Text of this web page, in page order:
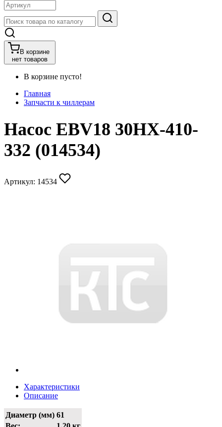
В корзине
нет товаров
В корзине пусто!
Главная
Запчасти к чиллерам
Насос EBV18 30HX-410-
332 (014534)
Артикул: 14534
Характеристики
Описание
Диаметр (мм) 61